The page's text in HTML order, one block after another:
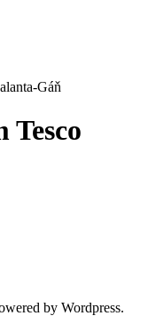
Gáň
by Wordpress.